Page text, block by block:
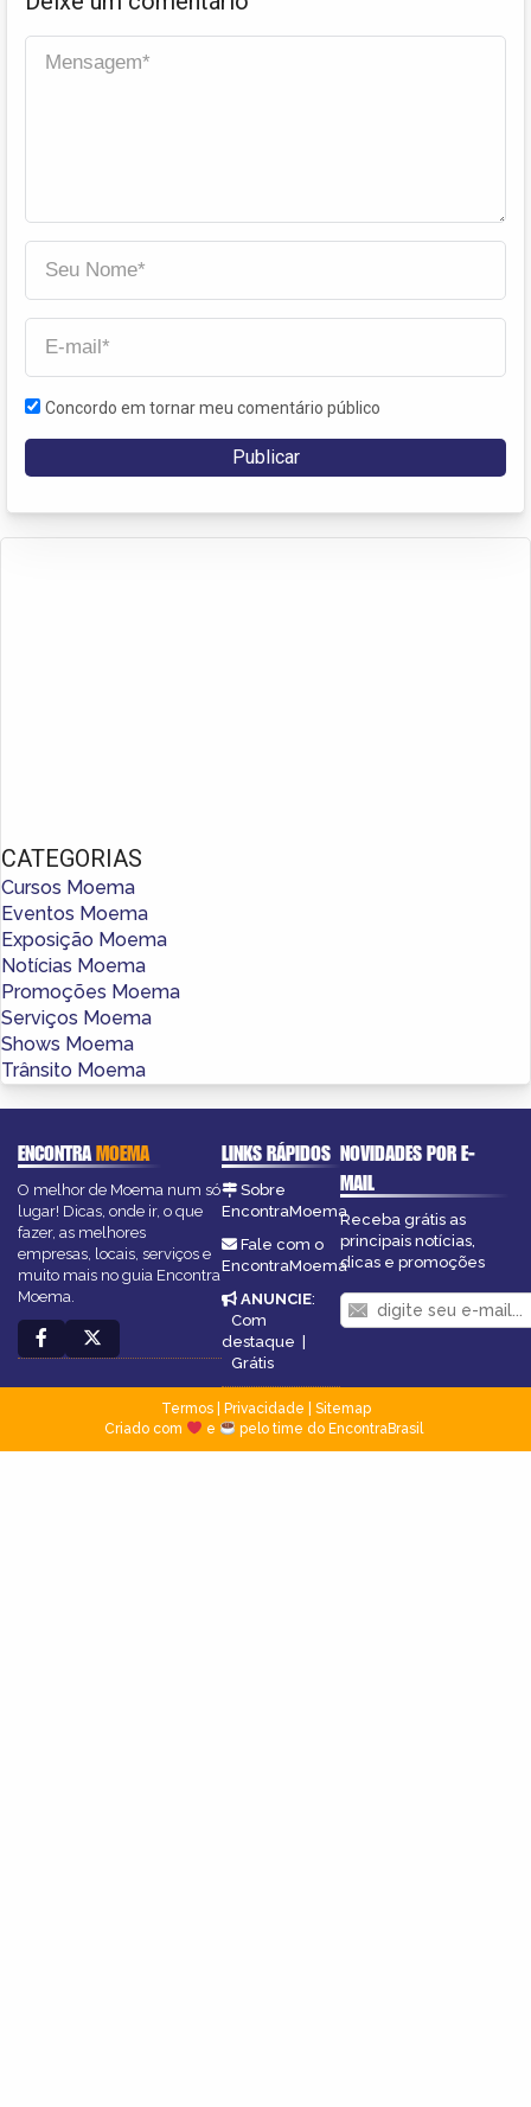
Concordo em tornar meu comentário público
CATEGORIAS
Cursos Moema
Eventos Moema
Exposição Moema
Notícias Moema
Promoções Moema
Serviços Moema
Shows Moema
Trânsito Moema
ENCONTRAMOEMA
O melhor de Moema num só
lugar! Dicas, onde ir, o que
fazer, as melhores
empresas, locais, serviços e
muito mais no guia Encontra
Moema.
LINKS RÁPIDOS
Sobre
EncontraMoema
Fale com o
EncontraMoema
ANUNCIE:
Com
destaque
Grátis
NOVIDADES POR E-
MAIL
Receba grátis as
principais notícias,
dicas e promoções
Termos| Privacidade
Sitemap
Criado com
e pelo time do EncontraBrasil